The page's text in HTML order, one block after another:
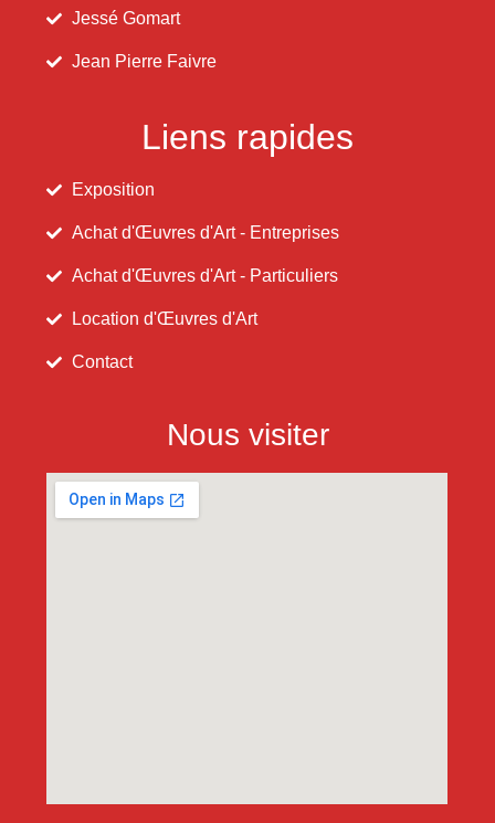
Jessé Gomart
Jean Pierre Faivre
Liens rapides
Exposition
Achat d'Œuvres d'Art - Entreprises
Achat d'Œuvres d'Art - Particuliers
Location d'Œuvres d'Art
Contact
Nous visiter